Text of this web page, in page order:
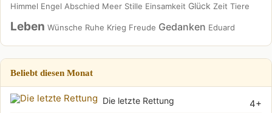
Himmel Engel Abschied Meer Stille Einsamkeit Glück Zeit Tiere
Leben Wünsche Ruhe Krieg Freude Gedanken Eduard
Beliebt diesen Monat
4+
Die letzte Rettung